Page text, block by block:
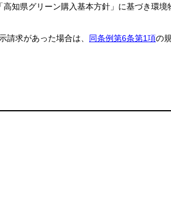
知県グリーン購入基本方針」に基づき環境
請求があった場合は、 同条例第6条第1項の